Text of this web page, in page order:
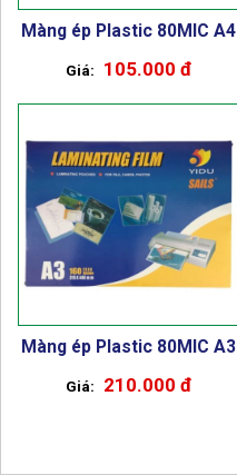
Màng ép Plastic 80MIC A4
105.000 đ
Màng ép Plastic 80MIC A3
210.000 đ